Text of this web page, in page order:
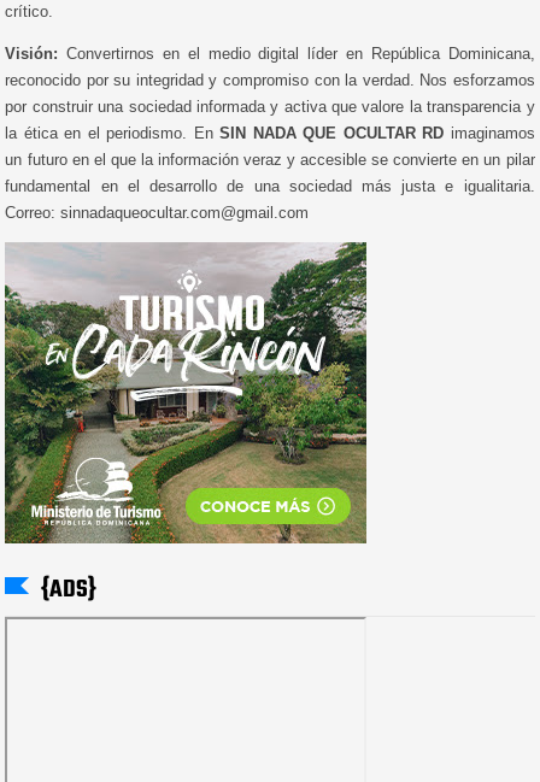
crítico.
Visión: Convertirnos en el medio digital líder en República Dominicana,
reconocido por su integridad y compromiso con la verdad. Nos esforzamos
por construir una sociedad informada y activa que valore la transparencia y
la ética en el periodismo. EnSIN NADA QUE OCULTAR RD imaginamos
un futuro en el que la información veraz y accesible se convierte en un pilar
fundamental en el desarrollo de una sociedad más justa e igualitaria.
Correo: sinnadaqueocultar.com@gmail.com
{ADS}